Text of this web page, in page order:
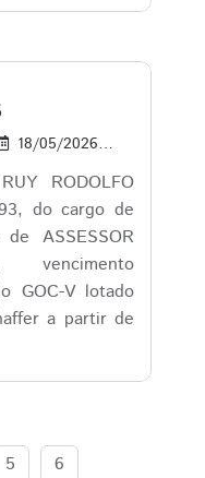
18/05/2026
RODOLFO
do cargo de
ASSESSOR
vencimento
GOC-V lotado
a partir de
5 6